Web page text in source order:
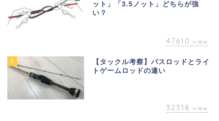
ット」「3.5ノット」どちらが強
い？
47610 view
3
【タックル考察】バスロッドとライ
トゲームロッドの違い
32318 view